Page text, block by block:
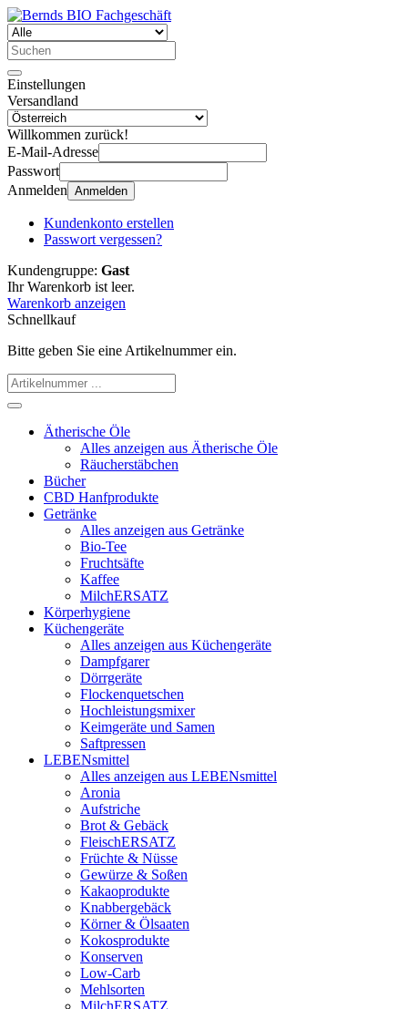
Einstellungen
Versandland
Willkommen zurück!
E-Mail-Adresse
Passwort
Anmelden Anmelden
Kundenkonto erstellen
Passwort vergessen?
Kundengruppe: Gast
Ihr Warenkorb ist leer.
Warenkorb anzeigen
Schnellkauf
Bitte geben Sie eine Artikelnummer ein.
Ätherische Öle
Alles anzeigen aus Ätherische Öle
Räucherstäbchen
Bücher
CBD Hanfprodukte
Getränke
Alles anzeigen aus Getränke
Bio-Tee
Fruchtsäfte
Kaffee
MilchERSATZ
Körperhygiene
Küchengeräte
Alles anzeigen aus Küchengeräte
Dampfgarer
Dörrgeräte
Flockenquetschen
Hochleistungsmixer
Keimgeräte und Samen
Saftpressen
LEBENsmittel
Alles anzeigen aus LEBENsmittel
Aronia
Aufstriche
Brot & Gebäck
FleischERSATZ
Früchte & Nüsse
Gewürze & Soßen
Kakaoprodukte
Knabbergebäck
Körner & Ölsaaten
Kokosprodukte
Konserven
Low-Carb
Mehlsorten
MilchERSATZ